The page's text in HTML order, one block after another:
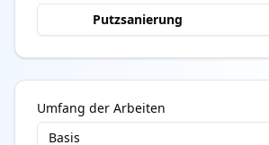
Putzsanierung
Ausbessern + neuer Putz + Anstrich
Umfang der Arbeiten
Basis